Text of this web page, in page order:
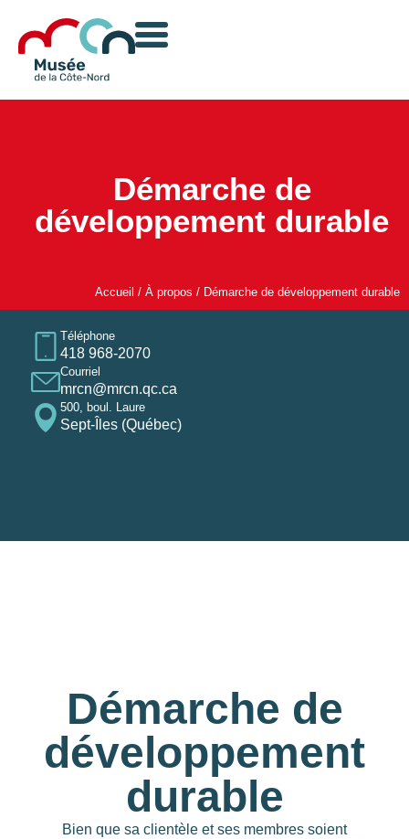
Démarche de
développement durable
Accueil / À propos / Démarche de développement durable
Téléphone
418 968-2070
Courriel
mrcn@mrcn.qc.ca
500, boul. Laure
Sept-Îles (Québec)
Démarche de
développement
durable
Bien que sa clientèle et ses membres soient